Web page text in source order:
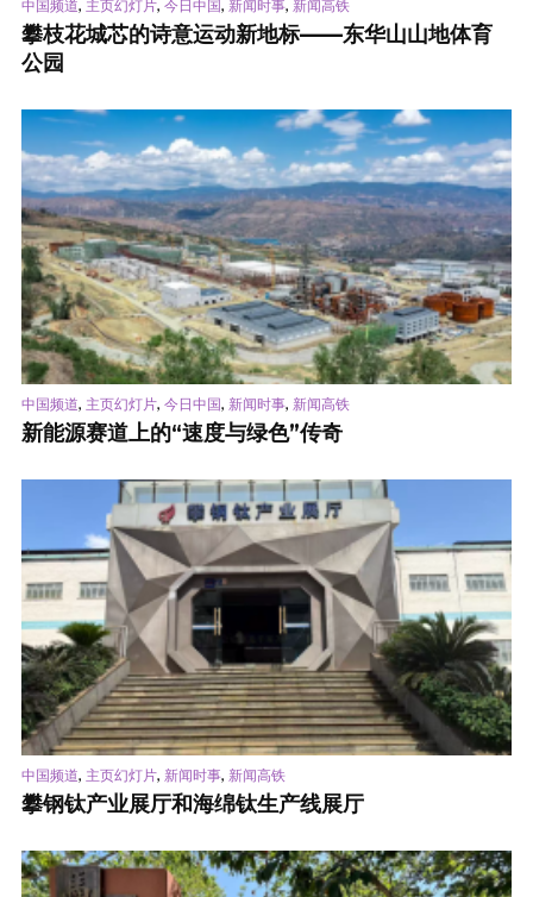
中国频道 主页幻灯片 今日中国 新闻时事 新闻高铁
攀枝花城芯的诗意运动新地标——东华山山地体育
公园
中国频道, 主页幻灯片, 今日中国, 新闻时事, 新闻高铁
新能源赛道上的“速度与绿色”传奇
中国频道, 主页幻灯片, 新闻时事, 新闻高铁
攀钢钛产业展厅和海绵钛生产线展厅